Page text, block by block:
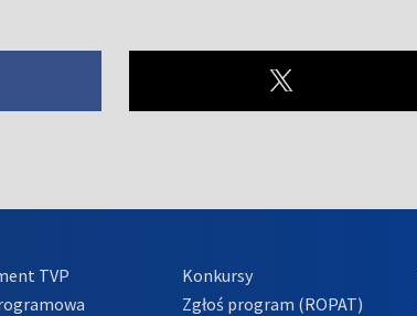
TVP
Konkursy
Zgłoś program (ROPAT)